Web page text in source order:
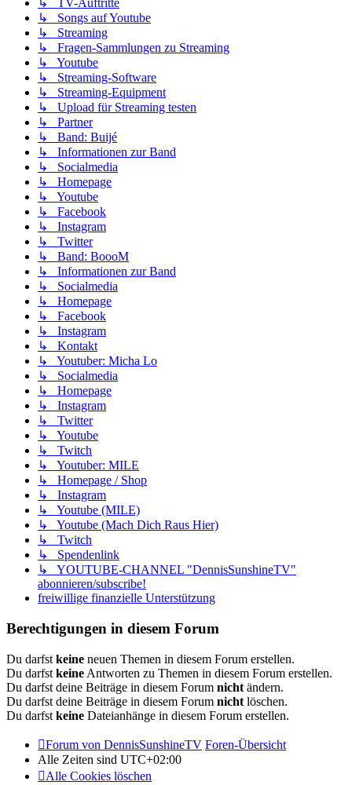
↳ TV-Auftritte
↳ Songs auf Youtube
↳ Streaming
↳ Fragen-Sammlungen zu Streaming
↳ Youtube
↳ Streaming-Software
↳ Streaming-Equipment
↳ Upload für Streaming testen
↳ Partner
↳ Band: Buijé
↳ Informationen zur Band
↳ Socialmedia
↳ Homepage
↳ Youtube
↳ Facebook
↳ Instagram
↳ Twitter
↳ Band: BoooM
↳ Informationen zur Band
↳ Socialmedia
↳ Homepage
↳ Facebook
↳ Instagram
↳ Kontakt
↳ Youtuber: Micha Lo
↳ Socialmedia
↳ Homepage
↳ Instagram
↳ Twitter
↳ Youtube
↳ Twitch
↳ Youtuber: MILE
↳ Homepage / Shop
↳ Instagram
↳ Youtube (MILE)
↳ Youtube (Mach Dich Raus Hier)
↳ Twitch
↳ Spendenlink
↳ YOUTUBE-CHANNEL "DennisSunshineTV"
abonnieren/subscribe!
freiwillige finanzielle Unterstützung
Berechtigungen in diesem Forum
Du darfst keine neuen Themen in diesem Forum erstellen.
Du darfst keine Antworten zu Themen in diesem Forum erstellen.
Du darfst deine Beiträge in diesem Forum nicht ändern.
Du darfst deine Beiträge in diesem Forum nicht löschen.
Du darfst keine Dateianhänge in diesem Forum erstellen.
Forum von DennisSunshineTV Foren-Übersicht
Alle Zeiten sind UTC+02:00
Alle Cookies löschen